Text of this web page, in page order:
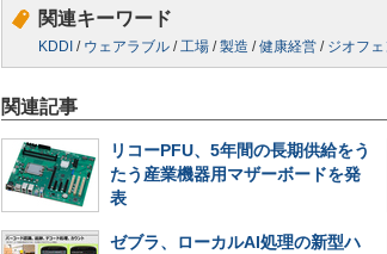
関連キーワード
KDDI / ウェアラブル /工場 /製造 /健康経営 / ジオフ
関連記事
リコーPFU、5年間の長期供給をう
たう産業機器用マザーボードを発
表
ゼブラ、ローカルAI処理の新型ハ